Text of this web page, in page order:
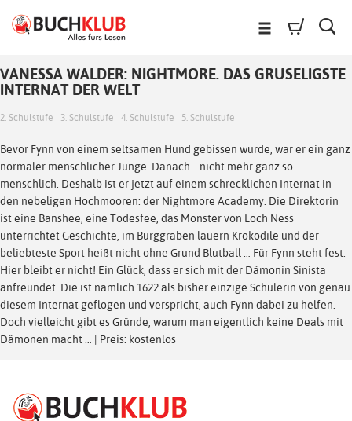
VANESSA WALDER: NIGHTMORE. DAS GRUSELIGSTE
INTERNAT DER WELT
2. Schulstufe 3. Schulstufe 4. Schulstufe 5. Schulstufe
Bevor Fynn von einem seltsamen Hund gebissen wurde, war er ein ganz
normaler menschlicher Junge. Danach… nicht mehr ganz so
menschlich. Deshalb ist er jetzt auf einem schrecklichen Internat in
den nebeligen Hochmooren: der Nightmore Academy. Die Direktorin
ist eine Banshee, eine Todesfee, das Monster von Loch Ness
unterrichtet Geschichte, im Burggraben lauern Krokodile und der
beliebteste Sport heißt nicht ohne Grund Blutball … Für Fynn steht fest:
Hier bleibt er nicht! Ein Glück, dass er sich mit der Dämonin Sinista
anfreundet. Die ist nämlich 1622 als bisher einzige Schülerin von genau
diesem Internat geflogen und verspricht, auch Fynn dabei zu helfen.
Doch vielleicht gibt es Gründe, warum man eigentlich keine Deals mit
Dämonen macht … | Preis: kostenlos